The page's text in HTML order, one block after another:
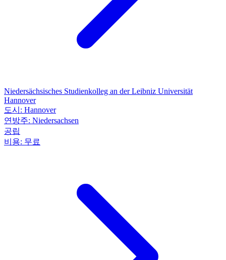
Niedersächsisches Studienkolleg an der Leibniz Universität
Hannover
도시: Hannover
연방주: Niedersachsen
공립
비용: 무료